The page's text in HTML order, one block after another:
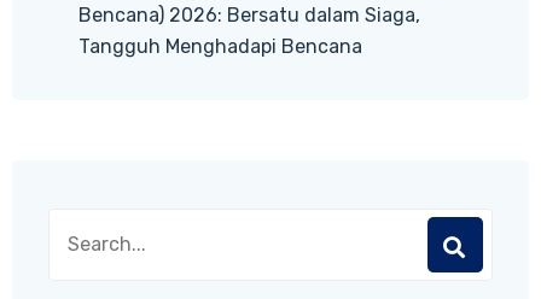
Bencana) 2026: Bersatu dalam Siaga,
Tangguh Menghadapi Bencana